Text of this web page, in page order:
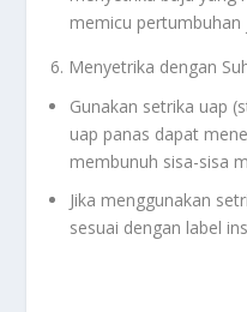
memicu pertumbuhan
6. Menyetrika dengan
Gunakan setrika uap (
uap panas dapat
membunuh sisa-sisa
Jika menggunakan
sesuai dengan label